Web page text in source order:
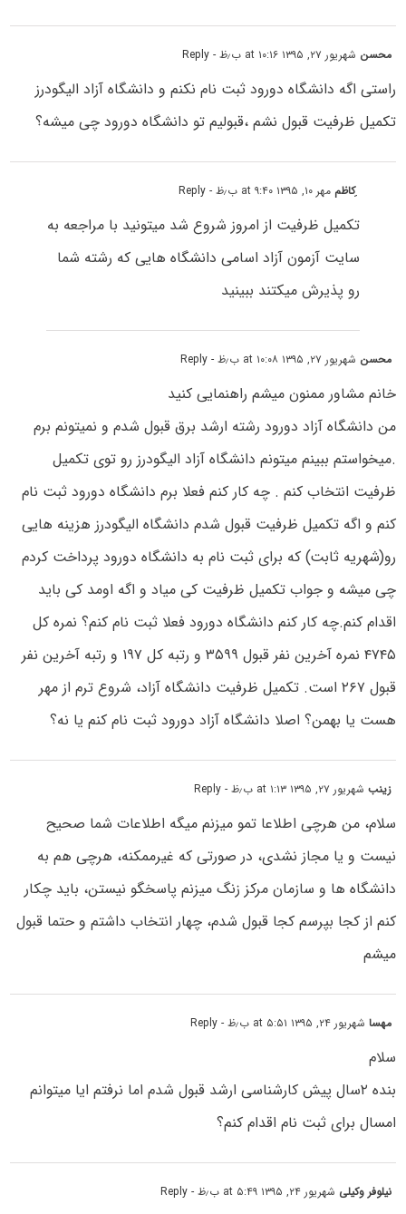
محسن شهریور ۲۷, ۱۳۹۵ at ۱۰:۱۶ ب٫ظ - Reply
راستی اگه دانشگاه دورود ثبت نام نکنم و دانشگاه آزاد الیگودرز
تکمیل ظرفیت قبول نشم ،قبولیم تو دانشگاه دورود چی میشه؟
ِکاظم مهر ۱۰, ۱۳۹۵ at ۹:۴۰ ب٫ظ - Reply
تکمیل ظرفیت از امروز شروع شد میتونید با مراجعه به
سایت آزمون آزاد اسامی دانشگاه هایی که رشته شما
رو پذیرش میکتند ببینید
محسن شهریور ۲۷, ۱۳۹۵ at ۱۰:۰۸ ب٫ظ - Reply
خانم مشاور ممنون میشم راهنمایی کنید
من دانشگاه آزاد دورود رشته ارشد برق قبول شدم و نمیتونم برم
.میخواستم ببینم میتونم دانشگاه آزاد الیگودرز رو توی تکمیل
ظرفیت انتخاب کنم . چه کار کنم فعلا برم دانشگاه دورود ثبت نام
کنم و اگه تکمیل ظرفیت قبول شدم دانشگاه الیگودرز هزینه هایی
رو(شهریه ثابت) که برای ثبت نام به دانشگاه دورود پرداخت کردم
چی میشه و جواب تکمیل ظرفیت کی میاد و اگه اومد کی باید
اقدام کنم.چه کار کنم دانشگاه دورود فعلا ثبت نام کنم؟ نمره کل
۴۷۴۵ نمره آخرین نفر قبول ۳۵۹۹ و رتبه کل ۱۹۷ و رتبه آخرین نفر
قبول ۲۶۷ است. تکمیل ظرفیت دانشگاه آزاد، شروع ترم از مهر
هست یا بهمن؟ اصلا دانشگاه آزاد دورود ثبت نام کنم یا نه؟
زینبشهریور ۲۷, ۱۳۹۵ at ۱:۱۳ ب٫ظ - Reply
سلام، من هرچی اطلاعا تمو میزنم میگه اطلاعات شما صحیح
نیست و یا مجاز نشدی، در صورتی که غیرممکنه، هرچی هم به
دانشگاه ها و سازمان مرکز زنگ میزنم پاسخگو نیستن، باید چکار
کنم از کجا بپرسم کجا قبول شدم، چهار انتخاب داشتم و حتما قبول
میشم
مهساشهریور ۲۴, ۱۳۹۵ at ۵:۵۱ ب٫ظ - Reply
سلام
بنده ۲سال پیش کارشناسی ارشد قبول شدم اما نرفتم ایا میتوانم
امسال برای ثبت نام اقدام کنم؟
نیلوفر وکیلی شهریور ۲۴, ۱۳۹۵ at ۵:۴۹ ب٫ظ - Reply